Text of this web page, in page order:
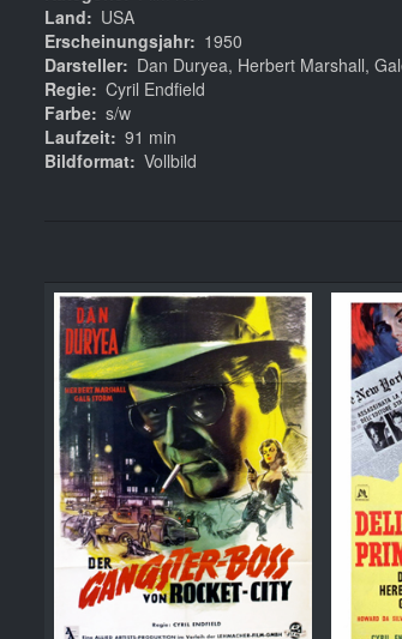
Land
USA
Erscheinungsjahr
1950
Darsteller
Dan Duryea, Herbert Marshall,
Regie Cyril Endfield
Farbe s/w
Laufzeit 91 min
Bildformat Vollbild